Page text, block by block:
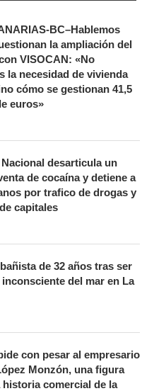
BC–Hablemos
la ampliación del
VISOCAN: «No
la necesidad de vivienda
cómo se gestionan 41,5
euros»
desarticula un
de cocaína y detiene a
por trafico de drogas y
capitales
de 32 años tras ser
del mar en La
con pesar al empresario
Monzón, una figura
historia comercial de la